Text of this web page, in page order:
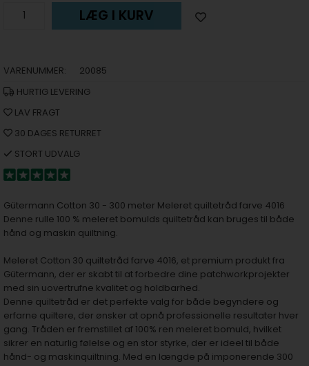
LÆG I KURV
VARENUMMER:
20085
HURTIG LEVERING
LAV FRAGT
30 DAGES RETURRET
STORT UDVALG
Gütermann Cotton 30 - 300 meter Meleret quiltetråd farve 4016
Denne rulle 100 % meleret bomulds quiltetråd kan bruges til både
hånd og maskin quiltning.
Meleret Cotton 30 quiltetråd farve 4016, et premium produkt fra
Gütermann, der er skabt til at forbedre dine patchworkprojekter
med sin uovertrufne kvalitet og holdbarhed.
Denne quiltetråd er det perfekte valg for både begyndere og
erfarne quiltere, der ønsker at opnå professionelle resultater hver
gang. Tråden er fremstillet af 100% ren meleret bomuld, hvilket
sikrer en naturlig følelse og en stor styrke, der er ideel til både
hånd- og maskinquiltning. Med en længde på imponerende 300